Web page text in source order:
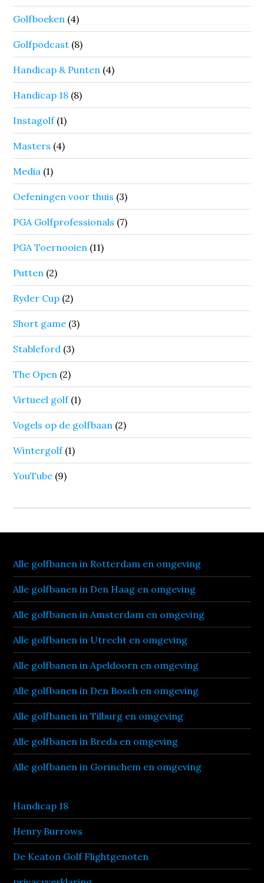
Golfboeken (4)
Golfpodcast (8)
Handicap & Punten (4)
Handicap 18 (8)
Instagolf(1)
Masters (4)
Media (1)
Oefeningen voor thuis (3)
PGA Golfprofessionals (7)
PGA Toernooien (11)
Putten (2)
Ryder Cup (2)
Short game (3)
Stableford (3)
The Open (2)
Virtueel golf(1)
Vogels op de golfbaan (2)
Wintergolf(1)
YouTube (9)
Alle golfbanen in Rotterdam en omgeving
Alle golfbanen in Den Haag en omgeving
Alle golfbanen in Amsterdam en omgeving
Alle golfbanen in Utrecht en omgeving
Alle golfbanen in Apeldoorn en omgeving
Alle golfbanen in Den Bosch en omgeving
Alle golfbanen in Tilburg en omgeving
Alle golfbanen in Breda en omgeving
Alle golfbanen in Gorinchem en omgeving
Handicap 18
Henry Burrows
De Keaton Golf Flightgenoten